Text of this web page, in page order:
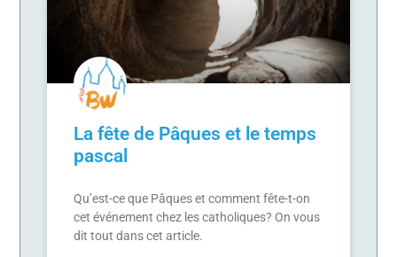
La fête de Pâques et le temps
pascal
Qu’est-ce que Pâques et comment fête-t-on
cet événement chez les catholiques? On vous
dit tout dans cet article.